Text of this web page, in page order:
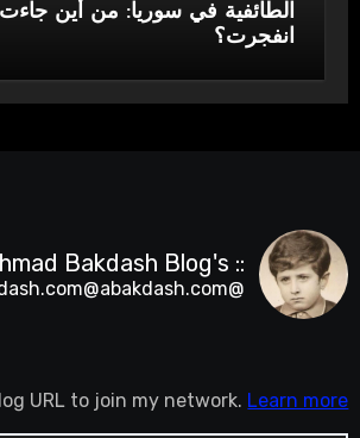
الطائفية في سوريا: من أين
انفجرت؟
:: Ahmad Bakdash Blog's ::
@abakdash.com@abakdash.com
URL to join my network. Learn more